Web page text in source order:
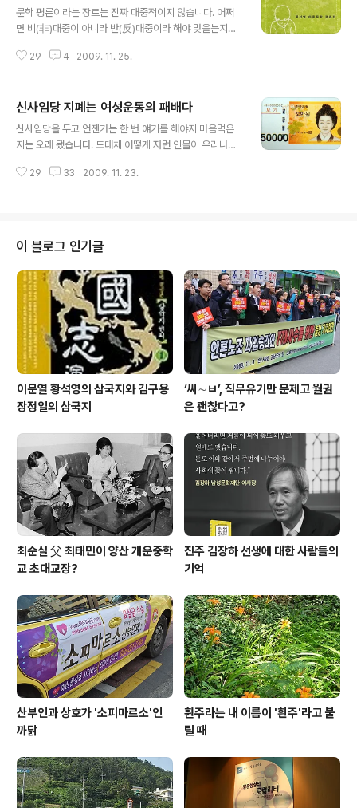
문학 평론이라는 장르는 진짜 대중적이지 않습니다. 어쩌
면 비(非)대중이 아니라 반(反)대중이라 해야 맞을는지도
이들에게 읽힌 적이 없지는 않지만, 평론은 대체로 '그들만
끼이기도 하고요.) 특히 어린이 또는 청소년 문학에 대한 평
론은, 그야말로 참된 독자인 어린이나 청소년은 쏙 빠진 채
로, 어른 작가와 어른 평론가만 모여 자기네끼리 북 치고 장
서술은, 그이들 평론에 진정성이 없다고 여기거나 그 진정
29 4 2009. 11. 25.
신사임당 지폐는 여성운동의 패배다
신사임당을 두고 언젠가는 한 번 얘기를 해야지 마음먹은
지는 오래 됐습니다. 도대체 어떻게 저런 인물이 우리나라
기 어려운 구석이 있었기 때문입니다. 그런데 그런 말을 입
0마르크 짜리 종이돈에는 그림 형제(야콥 그림 1785~18
63, 빌헬름 그림 1786~1859)가 그려져 있었답니다. 여
기에는 그림 형제가 이룩한 업적을 기리는 독일 사람의 정
신이 당연히 들어 있겠지요. 그림 형제라 하면, 대부분 한국
사람에게는 '동화를 정리한 독일의 사람들' 정도로 여겨지
겠지요. 맞습니다..
29 33 2009. 11. 23.
이 블로그 인기글
이문열 황석영의 삼국지와 김구용
장정일의 삼국지
‘씨∼ㅂ’, 직무유기만 문제고 월권
은 괜찮다고?
최순실 父 최태민이 양산 개운중학
교 초대교장?
진주 김장하 선생에 대한 사람들의
기억
산부인과 상호가 '소피마르소'인
까닭
훤주라는 내 이름이 '흰주'라고 불
릴 때